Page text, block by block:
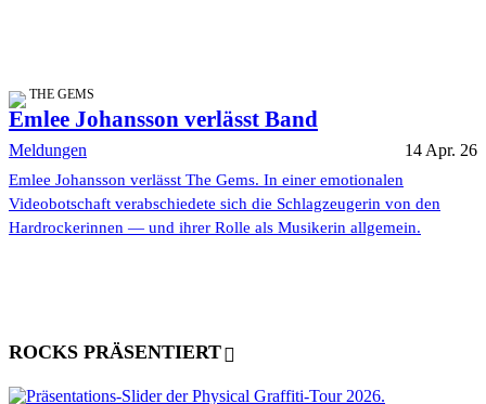
THE GEMS
Emlee Johansson verlässt Band
Meldungen 14 Apr. 26
Emlee Johansson verlässt The Gems. In einer emotionalen
Videobotschaft verabschiedete sich die Schlagzeugerin von den
Hardrockerinnen — und ihrer Rolle als Musikerin allgemein.
ROCKS PRÄSENTIERT